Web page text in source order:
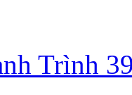
Trình